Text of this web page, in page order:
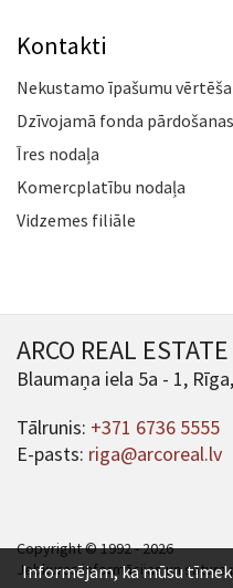
Kontakti
Nekustamo īpašumu
Dzīvojamā fonda
Īres nodaļa
Komercplatību nodaļa
Vidzemes filiāle
ARCO REAL ESTATE
Blaumaņa iela 5a - 1,
Tālrunis: +371 6736 5555
E-pasts: riga@arcoreal.lv
Copyright © 1992 - 2026
Jebkuras informācijas un
Informējam, ka mūsu